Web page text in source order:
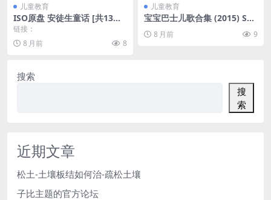
儿童教育
ISO原盘 安徒生童话 [共13碟]
经典DVD合集 46.3GB
链接：
8 月前
8
儿童教育
宝宝巴士儿歌合集 (2015) S01
13.72GB
8 月前 9
搜索
搜
索
近期文章
松土-土壤板结如何治-疏松土壤
子比主题的官方论坛